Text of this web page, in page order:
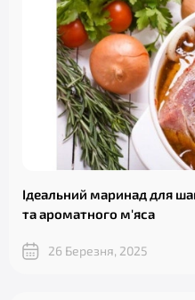
Ідеальний маринад для
та ароматного м'яса
26 Березня, 2025